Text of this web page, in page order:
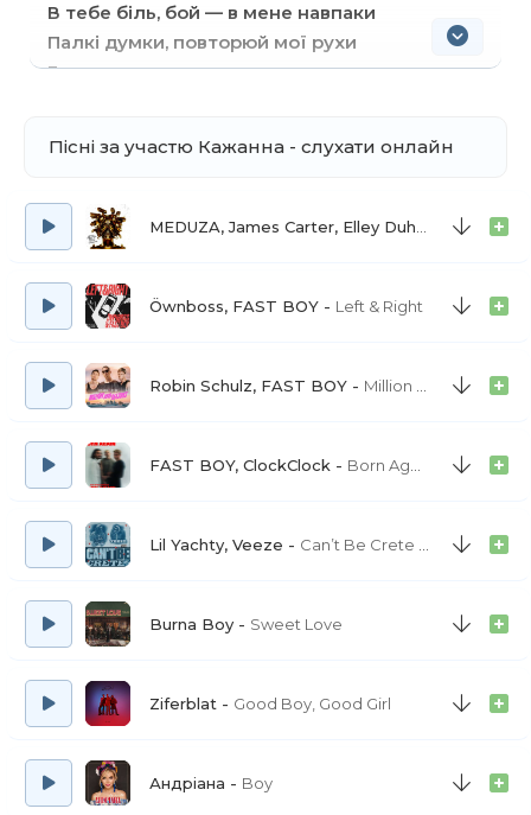
В тебе біль, бой — в мене навпаки
Палкі думки, повторюй мої рухи
Гостра на язик, але така шалена
Готова хоч до біса — назвивай «гульвіса»
Ти мене не любиш, бо я — не ти
Тримаєш в вазі вʼялі квіти
І так боїшся самоти
А я боюсь старіти
І ніде правди діти
Та все чекаєш клятий знак
Вилася зима
Ти прийшов — мене нема (Бой)
Сама, то сама
Ти прийшов — мене нема (Бой)
Вилася зима, сльози лила я дарма
Підманула-підвела
Істеричний сміх з твоїх банальних слів
Пані-леді-дами, це триватиме роками
Ну невже йому ніхто не розповів?
Пісні за участю Кажанна - слухати онлайн
Öwnboss, FAST BOY Left & Right
Robin Schulz, FAST BOY Million Good Reasons
FAST BOY, ClockClock Born Again
Lil Yachty, Veeze Can’t Be Crete Boy
Burna Boy Sweet Love
Ziferblat Good Boy, Good Girl
Андріана Boy